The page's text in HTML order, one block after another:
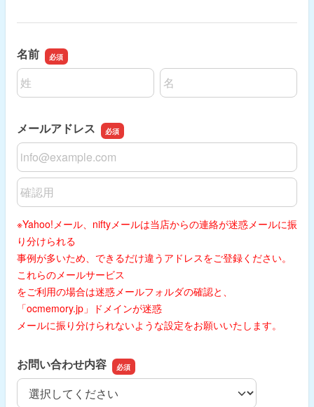
名前
名前の姓
名前の名
メールアドレス
メールアドレス
メールアドレスの確認用
※Yahoo!メール、niftyメールは当店からの連絡が迷惑メールに振
り分けられる
事例が多いため、できるだけ違うアドレスをご登録ください。
これらのメールサービス
をご利用の場合は迷惑メールフォルダの確認と、
「ocmemory.jp」ドメインが迷惑
メールに振り分けられないような設定をお願いいたします。
お問い合わせ内容
お問い合わせ内容